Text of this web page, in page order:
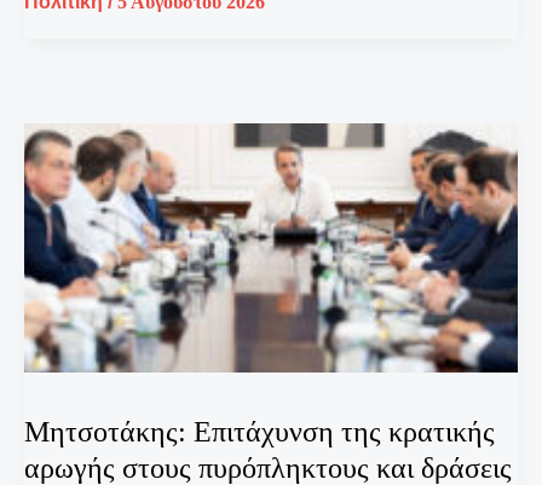
Μητσοτάκης: Επιτάχυνση της κρατικής
αρωγής στους πυρόπληκτους και δράσεις